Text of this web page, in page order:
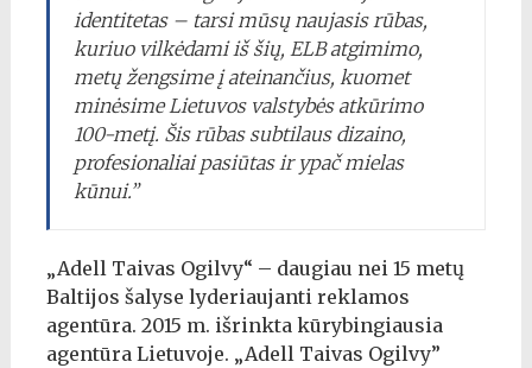
identitetas – tarsi mūsų naujasis rūbas,
kuriuo vilkėdami iš šių, ELB atgimimo,
metų žengsime į ateinančius, kuomet
minėsime Lietuvos valstybės atkūrimo
100-metį. Šis rūbas subtilaus dizaino,
profesionaliai pasiūtas ir ypač mielas
kūnui.”
„Adell Taivas Ogilvy“ – daugiau nei 15 metų
Baltijos šalyse lyderiaujanti reklamos
agentūra. 2015 m. išrinkta kūrybingiausia
agentūra Lietuvoje. „Adell Taivas Ogilvy”